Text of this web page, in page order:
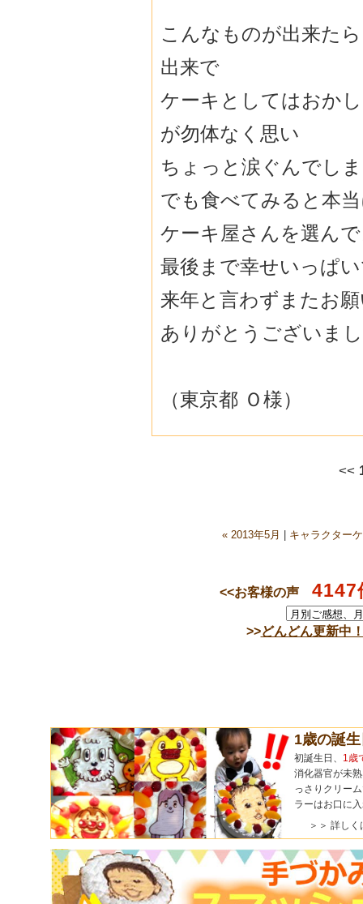
こんなものが出来た
出来で
ケーキとしてはおか
が勿体なく思い
ちょっと涙ぐんでし
でも食べてみると本
ケーキ屋さんを選ん
最後まで幸せいっぱ
来年と言わずまたお
ありがとうございま
（東京都 Ｏ様）
<<
« 2013年5月 キャラクター
<<お客様の声 4147
>>どんどん更新中
1歳の誕
初誕生日、 1歳
消化器官が未
っさりクリー
ラーはお口に
＞＞ 詳しく